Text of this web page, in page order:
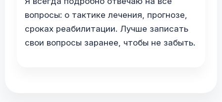
вопросы: о тактике лечения, прогнозе,
сроках реабилитации. Лучше записать
свои вопросы заранее, чтобы не забыть.